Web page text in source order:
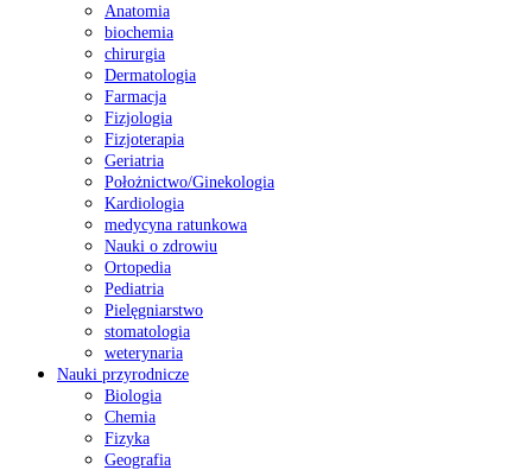
Anatomia
biochemia
chirurgia
Dermatologia
Farmacja
Fizjologia
Fizjoterapia
Geriatria
Położnictwo/Ginekologia
Kardiologia
medycyna ratunkowa
Nauki o zdrowiu
Ortopedia
Pediatria
Pielęgniarstwo
stomatologia
weterynaria
Nauki przyrodnicze
Biologia
Chemia
Fizyka
Geografia